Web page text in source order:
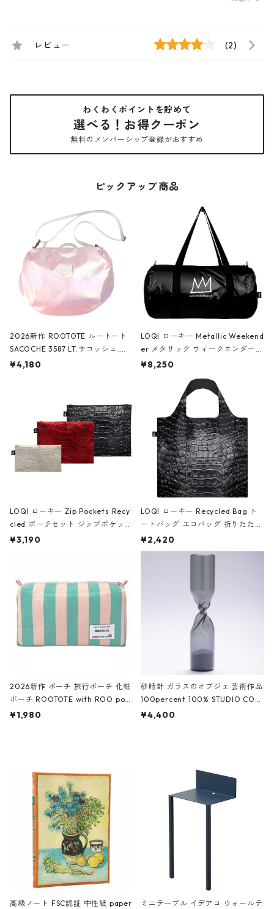
レビュー (2)
わくわくポイントを貯めて
選べる！お得クーポン
無料のメンバーシップ登録がおすすめ
ピックアップ商品
2026新作 ROOTOTE ルートート
SACOCHE 3587 LT.サコッシュ.ル
ミエ-B ショルダーバッグ グロスピ
¥4,180
LOQI ローキー Metallic Weekend
er メタリック ウィークエンダー
ボストンバッグ ショルダーバッグ
Black ジャン=ミッシェル・バスキ
ア/クラウン ブラック
¥8,250
LOQI ローキー Zip Pockets Recy
cled ポーチセット ジップポケット
ファスナーポーチ 撥水加工 トラベ
ーガンディー、オフホワイト
¥3,190
LOQI ローキー Recycled Bag ト
ートバッグ エコバッグ 折りたたみ
大きめ 撥水加工 収納ポーチ CRO
CODILE/Black クロコダイル/ブラ
¥2,420
2026新作 ポーチ 旅行ポーチ 化粧
ポーチ ROOTOTE with ROO pou
ch 3532 ルートート WR.ポーチ.ラ
¥1,980
砂時計 ガラスのオブジェ 芸術作品
100percent 100% STUDIO COH
AKU Timeless 100パーセント ス
¥4,400
高級ノート FSC認証 中性紙 paper
ミニテーブル イデアコ ウォールテ